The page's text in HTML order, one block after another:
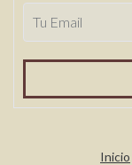
Inicio